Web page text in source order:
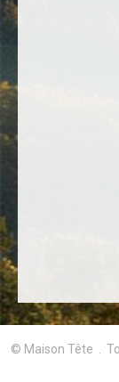
© Maison Tête .